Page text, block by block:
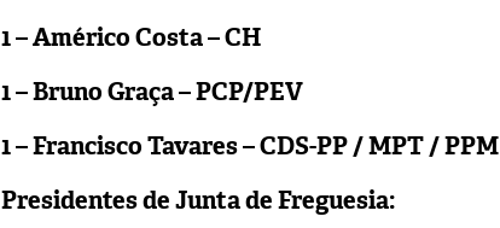
1 – Américo Costa – CH
1 – Bruno Graça – PCP/PEV
1 – Francisco Tavares – CDS-PP / MPT / PPM
Presidentes de Junta de Freguesia: